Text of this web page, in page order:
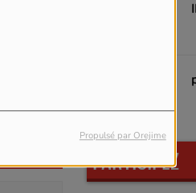
Propulsé par Orejime
PARTICIPEZ